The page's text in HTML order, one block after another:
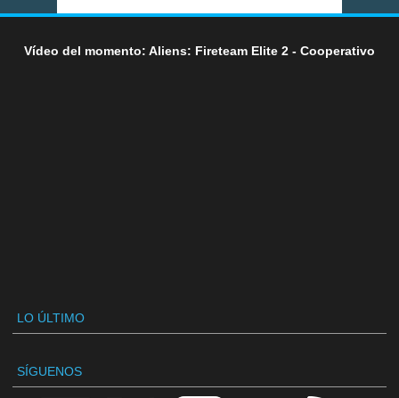
Vídeo del momento: Aliens: Fireteam Elite 2 - Cooperativo
LO ÚLTIMO
SÍGUENOS